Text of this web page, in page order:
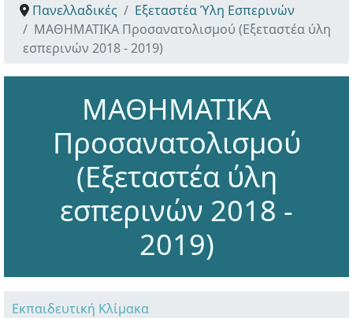
Πανελλαδικές
Εξεταστέα Ύλη Εσπερινών
ΜΑΘΗΜΑΤΙΚΑ Προσανατολισμού (Εξεταστέα ύλη
εσπερινών 2018 - 2019)
ΜΑΘΗΜΑΤΙΚΑ
Προσανατολισμού
(Εξεταστέα ύλη
εσπερινών 2018 -
2019)
Εκπαιδευτική Κλίμακα